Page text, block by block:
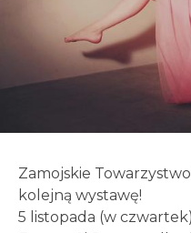
Zamojskie
kolejną wystawę!
5 listopada (w